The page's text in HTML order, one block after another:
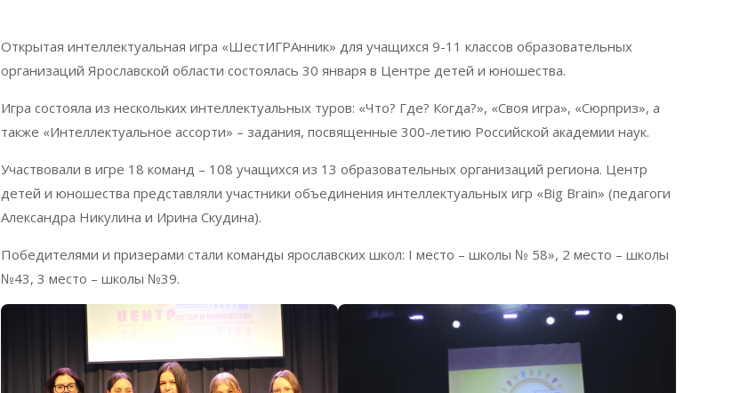
Открытая интеллектуальная игра «ШестИГРАнник» для учащихся 9-11 классов образовательных
организаций Ярославской области состоялась 30 января в Центре детей и юношества.
Игра состояла из нескольких интеллектуальных туров: «Что? Где? Когда?», «Своя игра», «Сюрприз», а
также «Интеллектуальное ассорти» – задания, посвященные 300-летию Российской академии наук.
Участвовали в игре 18 команд – 108 учащихся из 13 образовательных организаций региона. Центр
детей и юношества представляли участники объединения интеллектуальных игр «Big Brain» (педагоги
Александра Никулина и Ирина Скудина).
Победителями и призерами стали команды ярославских школ: I место – школы № 58», 2 место – школы
№43, 3 место – школы №39.